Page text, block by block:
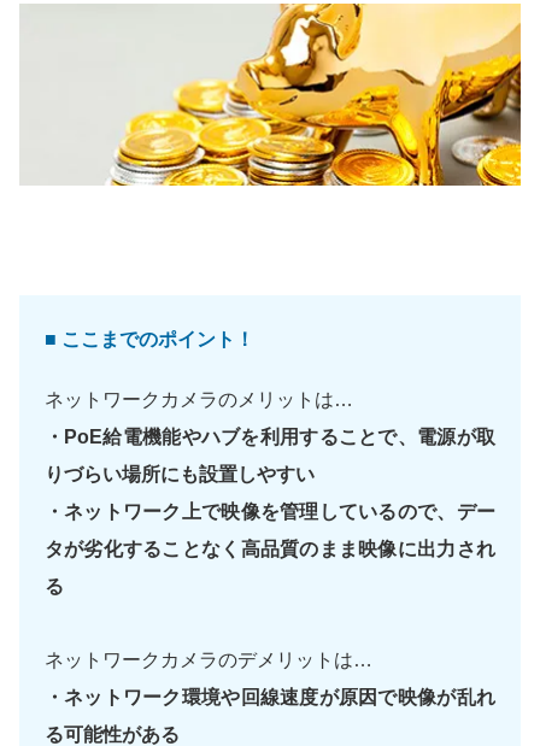
■ ここまでのポイント！
ネットワークカメラのメリットは…
・PoE給電機能やハブを利用することで、電源が取
りづらい場所にも設置しやすい
・ネットワーク上で映像を管理しているので、デー
タが劣化することなく高品質のまま映像に出力され
る
ネットワークカメラのデメリットは…
・ネットワーク環境や回線速度が原因で映像が乱れ
る可能性がある